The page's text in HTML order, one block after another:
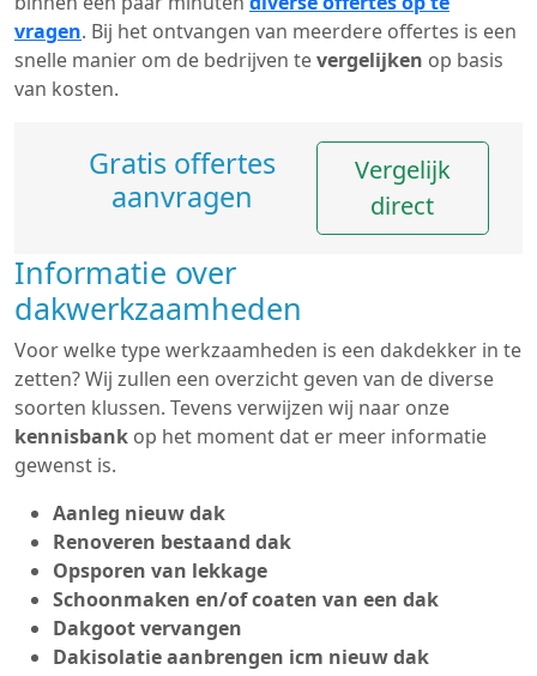
vragen. Bij het ontvangen van meerdere offertes is een
snelle manier om de bedrijven tevergelijken op basis
van kosten.
Gratis offertes
aanvragen
Vergelijk
direct
Informatie over
dakwerkzaamheden
Voor welke type werkzaamheden is een dakdekker in te
zetten? Wij zullen een overzicht geven van de diverse
soorten klussen. Tevens verwijzen wij naar onze
kennisbank op het moment dat er meer informatie
gewenst is.
Aanleg nieuw dak
Renoveren bestaand dak
Opsporen van lekkage
Schoonmaken en/of coaten van een dak
Dakgoot vervangen
Dakisolatie aanbrengen icm nieuw dak